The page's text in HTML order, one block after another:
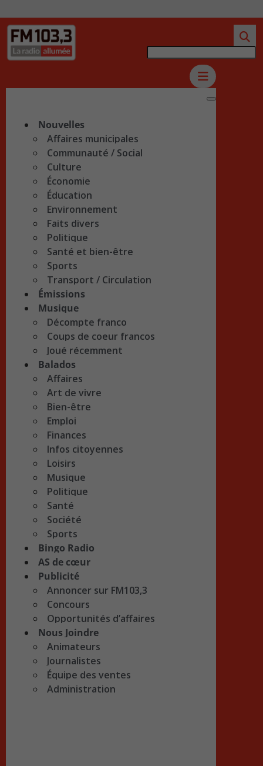
Nouvelles
Affaires municipales
Communauté / Social
Culture
Économie
Éducation
Environnement
Faits divers
Politique
Santé et bien-être
Sports
Transport / Circulation
Émissions
Musique
Décompte franco
Coups de coeur francos
Joué récemment
Balados
Affaires
Art de vivre
Bien-être
Emploi
Finances
Infos citoyennes
Loisirs
Musique
Politique
Santé
Société
Sports
Bingo Radio
AS de cœur
Publicité
Annoncer sur FM103,3
Concours
Opportunités d’affaires
Nous Joindre
Animateurs
Journalistes
Équipe des ventes
Administration